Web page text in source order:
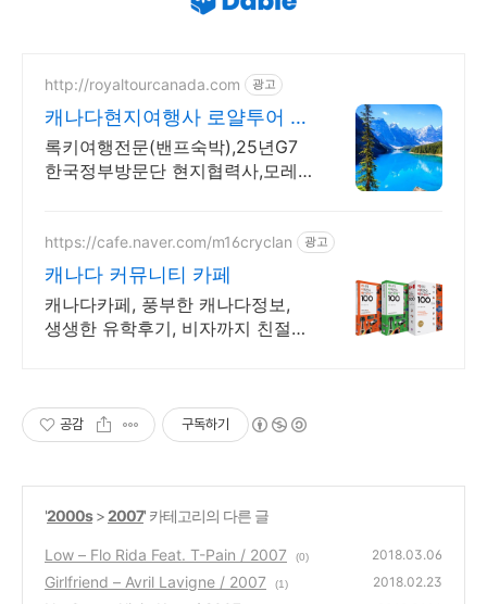
http://royaltourcanada.com 광고
캐나다현지여행사 로얄투어 호
수의 왕 모레인호수 방문
록키여행전문(밴프숙박),25년G7
한국정부방문단 현지협력사,모레
https://cafe.naver.com/m16cryclan 광고
캐나다 커뮤니티 카페
캐나다카페, 풍부한 캐나다정보,
생생한 유학후기, 비자까지 친절한
공감 구독하기
'2000s>2007' 카테고리의 다른 글
Low – Flo Rida Feat. T-Pain / 2007 (0) 2018.03.06
Girlfriend – Avril Lavigne / 2007 (1) 2018.02.23